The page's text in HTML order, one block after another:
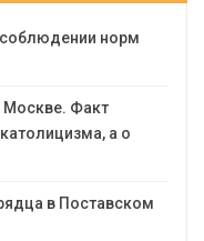
соблюдении норм
Москве. Факт
а о
в Поставском